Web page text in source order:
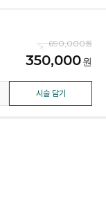
690,000
350,000
시술 담기